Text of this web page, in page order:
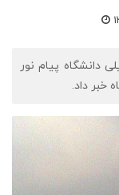
دانشگاه پیام نور
خبر داد.